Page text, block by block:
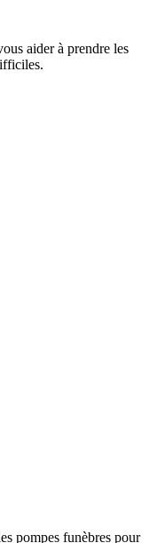
aider à prendre les
pompes funèbres pour